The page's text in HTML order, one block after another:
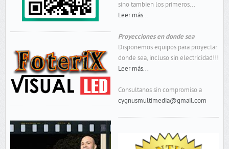
sino tambien los primeros...
Leer más...
Proyecciones en donde sea
Disponemos equipos para proyectar
donde sea, incluso sin electricidad!!!
Leer más...
Consultanos sin compromiso a
cygnusmultimedia@gmail.com